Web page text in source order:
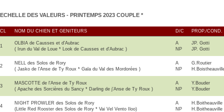
ECHELLE DES VALEURS - PRINTEMPS 2023 COUPLE *
CL NOM DU CHIEN ET GENITEURS D/C PROP./COND.
1
OLBIA de Causses et d'Aubrac
( Irun du Val de Loue * Look de Causses et d'Aubrac )
A
NP
JP. Gotti
JP. Gotti
2
NELL des Solos de Rory
( Jasko de l'Anse de Ty Roux * Gala du Val des Mordorées )
A
NP
G.Routier
3
MASCOTTE de l'Anse de Ty Roux
( Apache des Sorcières du Sancy * Darling de j'Anse de Ty Roux )
A
NP
Y.Bouder
Y.Bouder
4
NIGHT PROWLER des Solos de Rory
(Little Red Rooster des Solos de Rory * Vai Vel Vento Iloo)
A
NP
H.Boitheauville
H.Boitheauville